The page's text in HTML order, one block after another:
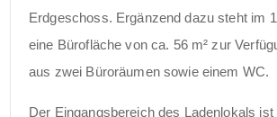
Erdgeschoss. Ergänzend dazu steht im
eine Bürofläche von ca. 56 m² zur
aus zwei Büroräumen sowie einem WC.
Der Eingangsbereich des Ladenlokals